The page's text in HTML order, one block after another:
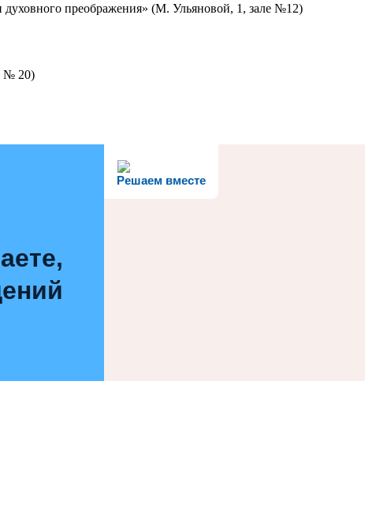
преображения» (М. Ульяновой, 1, зале №12)
№ 20)
Решаем вместе